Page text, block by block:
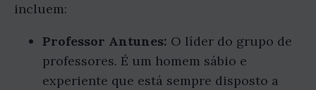
incluem:
Professor Antunes: O líder do grupo de
professores. É um homem sábio e
experiente que está sempre disposto a